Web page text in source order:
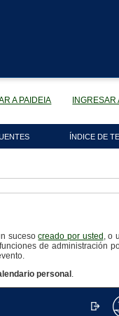
A PAIDEIA INGRESAR
ÍNDICE DE
sucesocreado por usted , o
de administración
personal .